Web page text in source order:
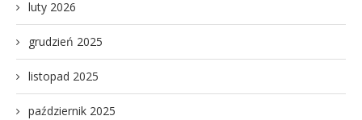
luty 2026
grudzień 2025
listopad 2025
październik 2025